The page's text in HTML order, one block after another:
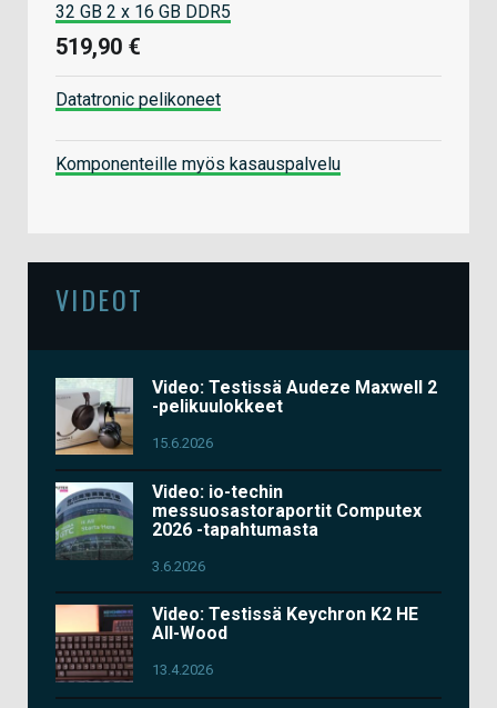
32 GB 2 x 16 GB DDR5
519,90 €
Datatronic pelikoneet
Komponenteille myös kasauspalvelu
VIDEOT
Video: Testissä Audeze Maxwell 2
-pelikuulokkeet
15.6.2026
Video: io-techin
messuosastoraportit Computex
2026 -tapahtumasta
3.6.2026
Video: Testissä Keychron K2 HE
All-Wood
13.4.2026